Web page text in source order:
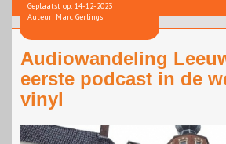
Geplaatst op: 14-12-2023
Auteur: Marc Gerlings
Audiowandeling
eerste podcast in de
vinyl